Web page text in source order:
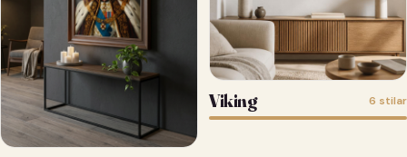
Viking 6 stilar